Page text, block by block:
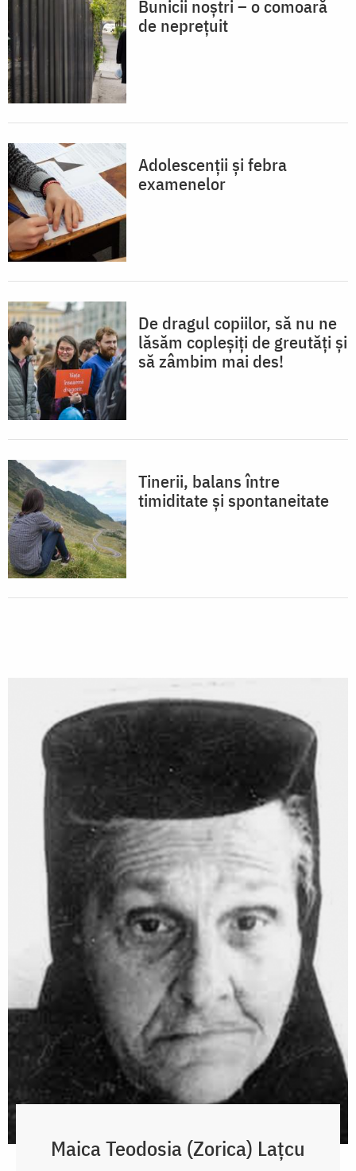
Bunicii noștri – o comoară
de neprețuit
Adolescenții și febra
examenelor
De dragul copiilor, să nu ne
lăsăm copleșiți de greutăți și
să zâmbim mai des!
Tinerii, balans între
timiditate și spontaneitate
Maica Teodosia (Zorica) Lațcu